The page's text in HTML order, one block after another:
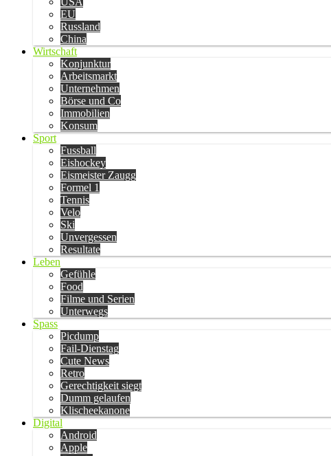
EU
Russland
China
Wirtschaft
Konjunktur
Arbeitsmarkt
Unternehmen
Börse und Co
Immobilien
Konsum
Sport
Fussball
Eishockey
Eismeister Zaugg
Formel 1
Tennis
Velo
Ski
Unvergessen
Resultate
Leben
Gefühle
Food
Filme und Serien
Unterwegs
Spass
Picdump
Fail-Dienstag
Cute News
Retro
Gerechtigkeit siegt
Dumm gelaufen
Klischeekanone
Digital
Android
Apple